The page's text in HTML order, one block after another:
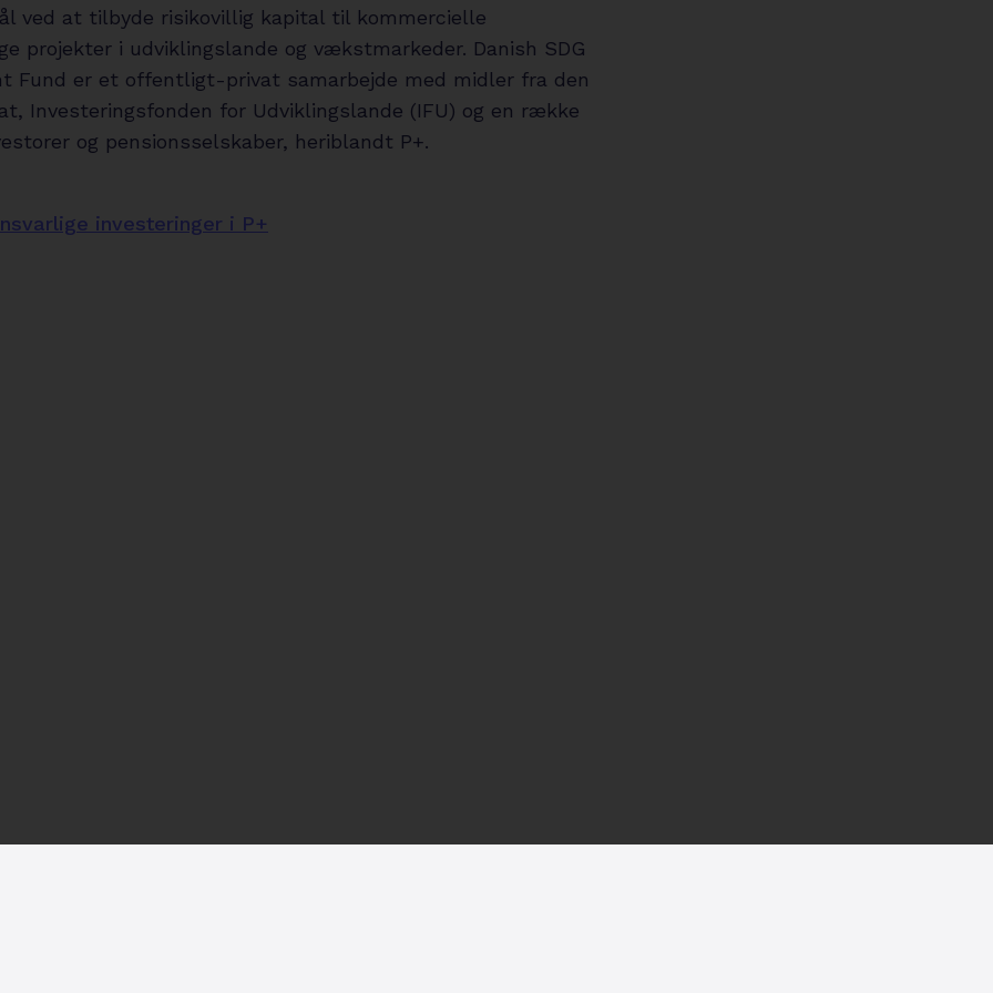
ved at tilbyde risikovillig kapital til kommercielle
projekter i udviklingslande og vækstmarkeder. Danish SDG
Fund er et offentligt-privat samarbejde med midler fra den
Investeringsfonden for Udviklingslande (IFU) og en række
og pensionsselskaber, heriblandt P+.
investeringer i P+